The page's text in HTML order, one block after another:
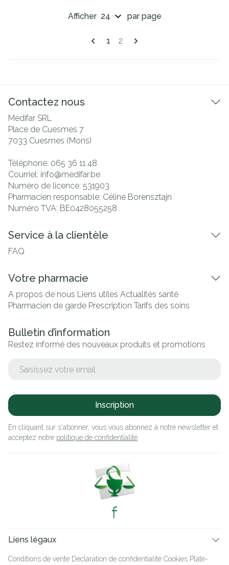
Pages
Vous lisez actuellement la page
1 Page
2
Afficher par page
Contactez nous
Medifar SRL
Place de Cuesmes 7
7033 Cuesmes (Mons)
Téléphone: 065 36 11 48
Courriel: info@medifar.be
Numéro de licence: 531903
Pharmacien responsable: Céline Borensztajn
Numéro TVA: BE0428055258
Service à la clientèle
FAQ
Votre pharmacie
A propos de nous Liens utiles Actualités santé
Pharmacien de garde Prescription Tarifs des soins
Bulletin d’information
Restez informé des nouveaux produits et promotions
Inscription
En cliquant sur s'abonner, vous vous abonnez à notre newsletter et
acceptez notre politique de confidentialité
Liens légaux
Conditions de vente Déclaration de confidentialité Cookies Plate-